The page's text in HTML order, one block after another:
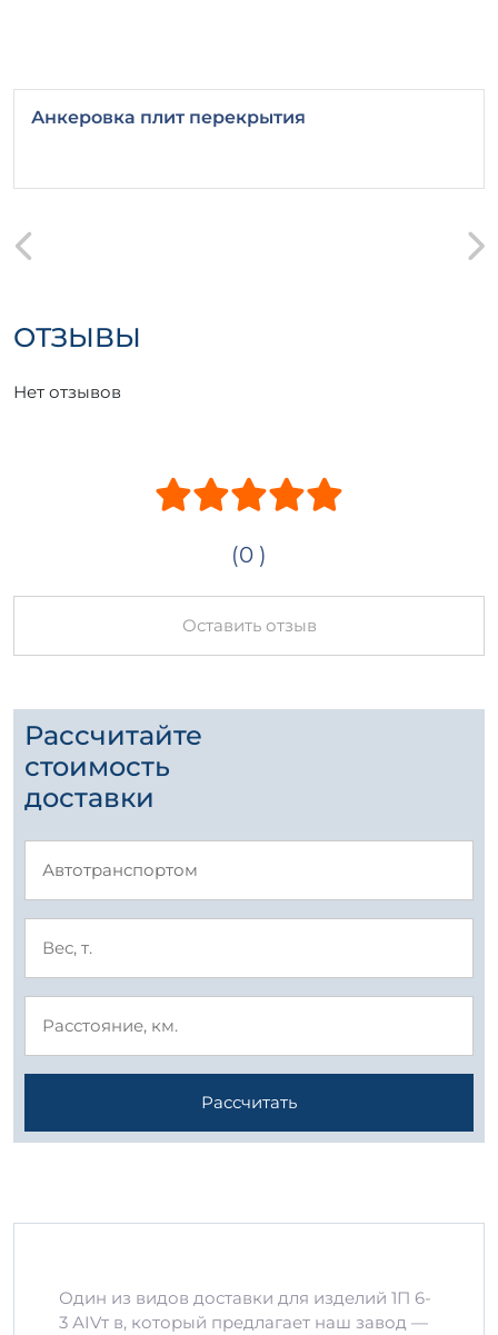
Анкеровка плит перекрытия
ОТЗЫВЫ
Нет отзывов
(0 )
Оставить отзыв
Рассчитайте
стоимость
доставки
Рассчитать
Один из видов доставки для изделий 1П 6-
3 АIVт в, который предлагает наш завод —